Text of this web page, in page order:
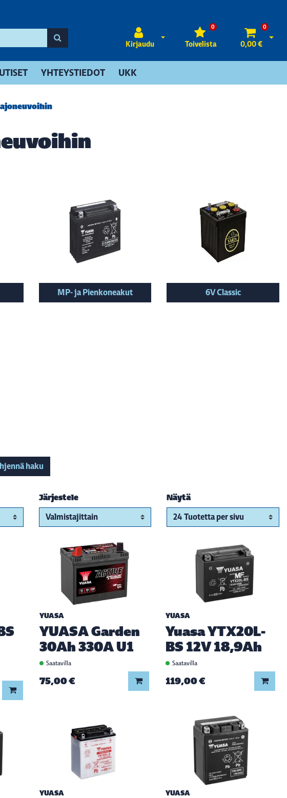
Kirjaudu
Avaa kirjautuminen
Toivelista
0 0
0,00 €
YHTEYSTIEDOT UKK
MP- ja Pienkoneakut 6V Classic
haku
Järjestele Näytä
Lisää koriin
YUASA
YUASA Garden
30Ah 330A U1
Saatavilla
75,00 € Lisää koriin
YUASA
Yuasa YTX20L-
BS 12V 18,9Ah
Saatavilla
119,00 €
YUASA YUASA